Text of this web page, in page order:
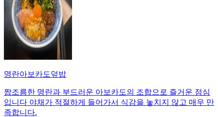
명란아보카도덮밥
짭조름한 명란과 부드러운 아보카도의 조합으로 즐거운 점심
입니다 야채가 적절하게 들어가서 식감을 놓치지 않고 매우 만
족합니다.